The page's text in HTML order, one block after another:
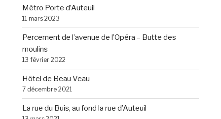
Métro Porte d’Auteuil
11 mars 2023
Percement de l’avenue de l’Opéra – Butte des
moulins
13 février 2022
Hôtel de Beau Veau
7 décembre 2021
La rue du Buis, au fond la rue d’Auteuil